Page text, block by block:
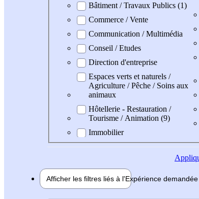
Bâtiment / Travaux Publics (1)
Commerce / Vente
Communication / Multimédia
Conseil / Etudes
Direction d'entreprise
Espaces verts et naturels /
Agriculture / Pêche / Soins aux
animaux
Hôtellerie - Restauration /
Tourisme / Animation (9)
Immobilier
Afficher les filtres liés à l'Expérience demandée